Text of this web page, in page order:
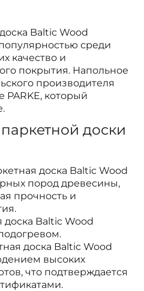
Baltic Wood
среди
качество и
покрытия. Напольное
производителя
PARKE, который
доски
доска Baltic Wood
пород древесины,
прочность и
Baltic Wood
доска Baltic Wood
высоких
что подтверждается